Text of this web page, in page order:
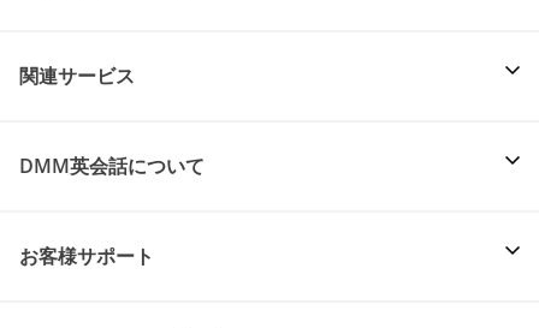
関連サービス
DMM英会話について
お客様サポート